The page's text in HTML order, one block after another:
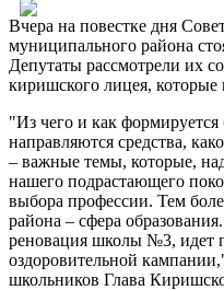
Вчера на повестке дня
муниципального района
Депутаты рассмотрели их
киришского лицея, которые
"Из чего и как
направляются средства,
– важные темы, которые,
нашего подрастающего
выбора профессии. Тем
района – сфера
реновация школы №3, идет
оздоровительной
школьников Глава